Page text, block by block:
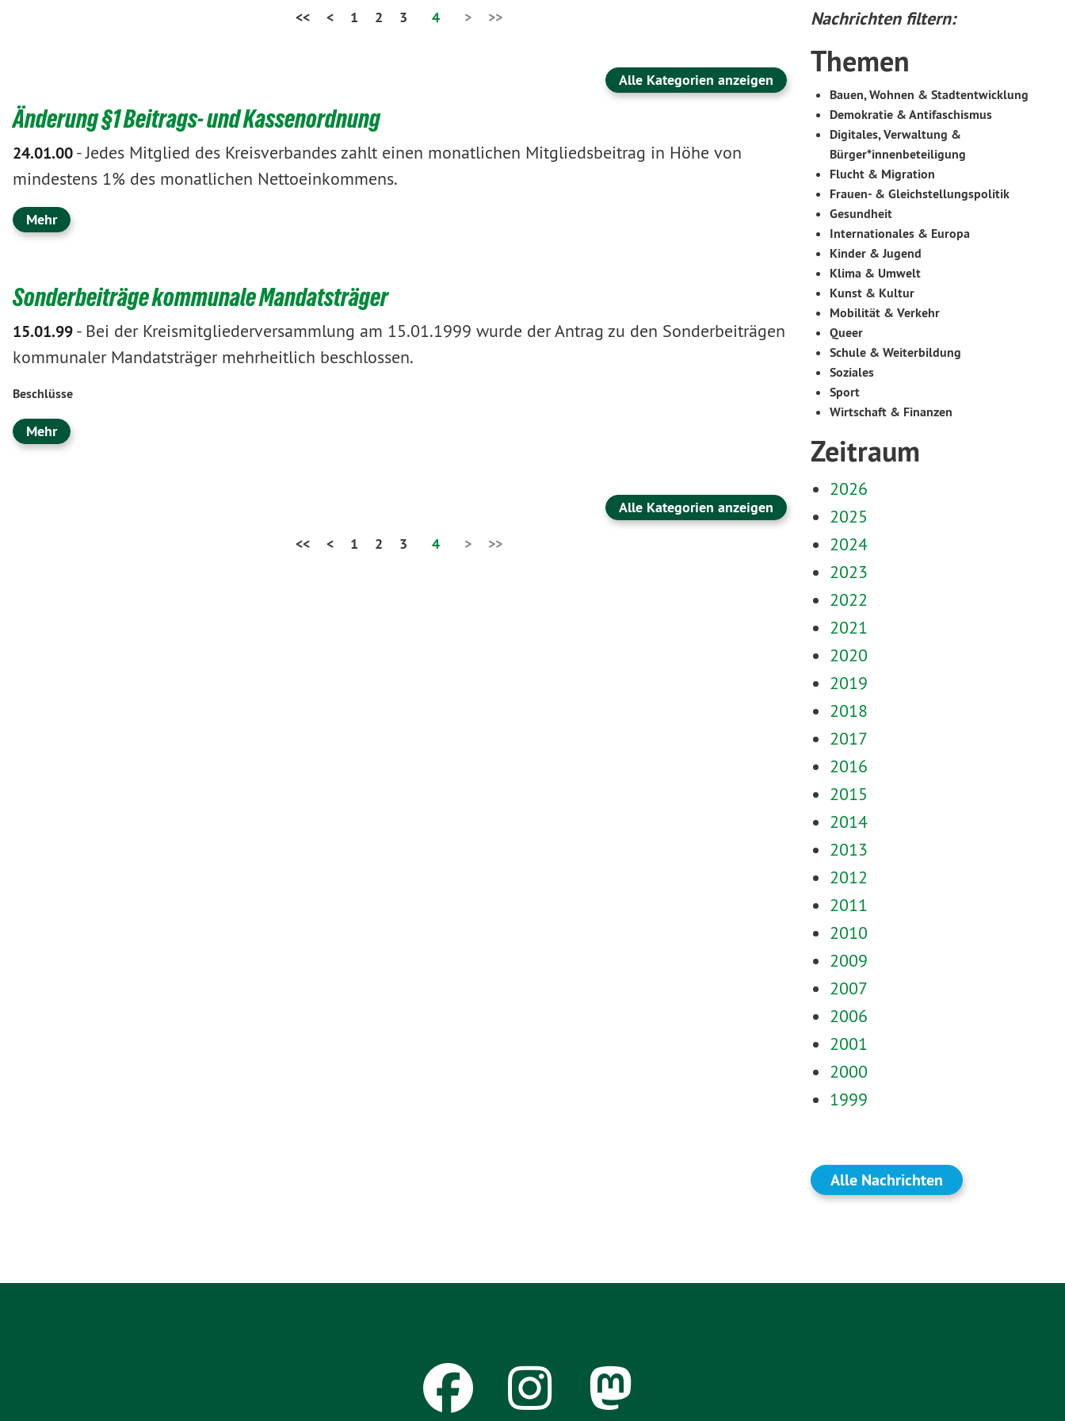
<< < 1 2 3 4 > >>
Alle Kategorien anzeigen
Änderung §1 Beitrags- und Kassenordnung
24.01.00-Jedes Mitglied des Kreisverbandes zahlt einen monatlichen Mitgliedsbeitrag in Höhe von
mindestens 1% des monatlichen Nettoeinkommens.
Mehr
Sonderbeiträge kommunale Mandatsträger
15.01.99- Bei der Kreismitgliederversammlung am 15.01.1999 wurde der Antrag zu den Sonderbeiträgen
kommunaler Mandatsträger mehrheitlich beschlossen.
Beschlüsse
Mehr
Alle Kategorien anzeigen
<<
< 1 2 3 4 > >>
Nachrichten filtern:
Themen
Bauen, Wohnen & Stadtentwicklung
Demokratie & Antifaschismus
Digitales, Verwaltung &
Bürger*innenbeteiligung
Flucht & Migration
Frauen- & Gleichstellungspolitik
Gesundheit
Internationales & Europa
Kinder & Jugend
Klima & Umwelt
Kunst & Kultur
Mobilität & Verkehr
Queer
Schule & Weiterbildung
Soziales
Sport
Wirtschaft & Finanzen
Zeitraum
2026
2025
2024
2023
2022
2021
2020
2019
2018
2017
2016
2015
2014
2013
2012
2011
2010
2009
2007
2006
2001
2000
1999
Alle Nachrichten